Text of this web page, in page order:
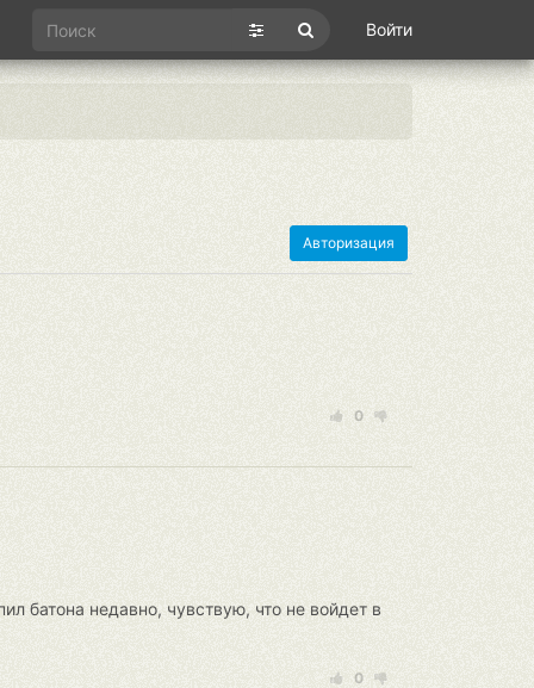
Войти
Авторизация
0
батона недавно, чувствую, что не войдет в
0